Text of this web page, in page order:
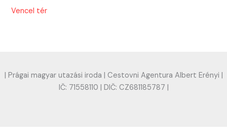
Vencel tér
| Prágai magyar utazási iroda | Cestovni Agentura Albert Erényi |
IČ: 71558110 | DIČ: CZ681185787 |